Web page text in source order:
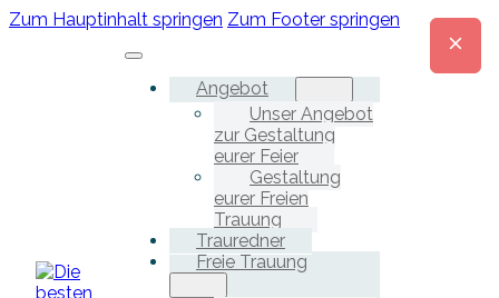
Zum Hauptinhalt springen Zum Footer springen
Angebot
Unser Angebot
zur Gestaltung
eurer Feier
Gestaltung
eurer Freien
Trauung
Trauredner
Freie Trauung